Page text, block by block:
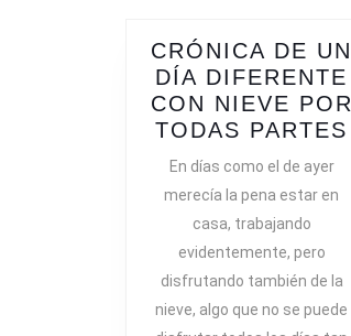
CRÓNICA DE UN
DÍA DIFERENTE
CON NIEVE POR
TODAS PARTES
En días como el de ayer
merecía la pena estar en
casa, trabajando
evidentemente, pero
disfrutando también de la
nieve, algo que no se puede